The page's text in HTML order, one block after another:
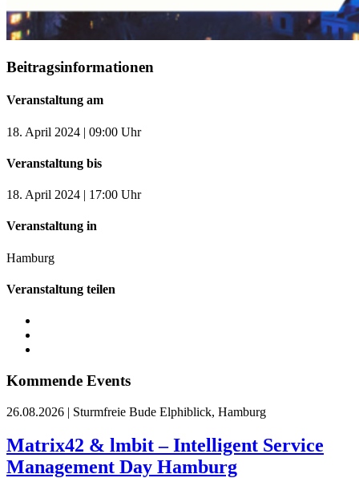
Beitragsinformationen
Veranstaltung am
18. April 2024 | 09:00 Uhr
Veranstaltung bis
18. April 2024 | 17:00 Uhr
Veranstaltung in
Hamburg
Veranstaltung teilen
Kommende Events
26.08.2026 | Sturmfreie Bude Elphiblick, Hamburg
Matrix42 & lmbit – Intelligent Service
Management Day Hamburg